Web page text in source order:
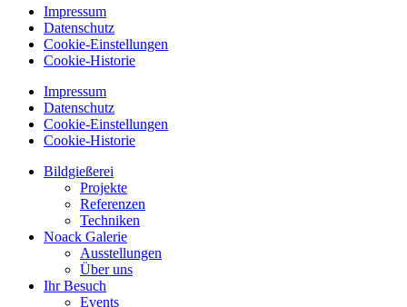
Impressum
Datenschutz
Cookie-Einstellungen
Cookie-Historie
Impressum
Datenschutz
Cookie-Einstellungen
Cookie-Historie
Bildgießerei
Projekte
Referenzen
Techniken
Noack Galerie
Ausstellungen
Über uns
Ihr Besuch
Events